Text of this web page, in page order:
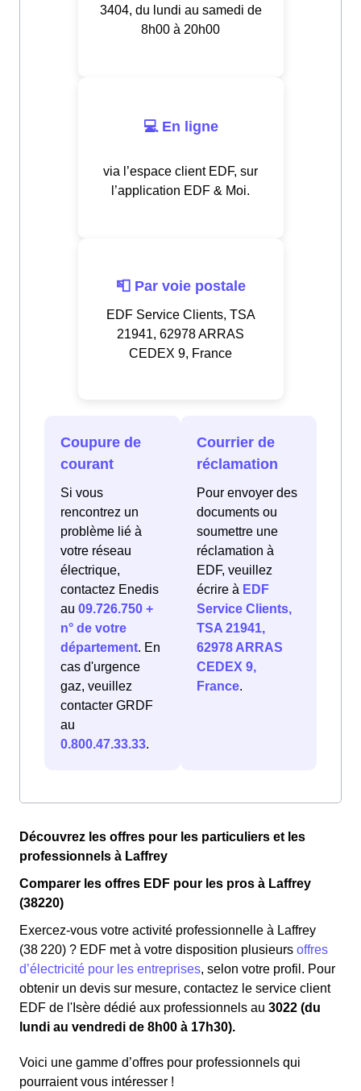
3404, du lundi au samedi de
8h00 à 20h00
💻 En ligne
via l’espace client EDF, sur
l’application EDF & Moi.
📮 Par voie postale
EDF Service Clients, TSA
21941, 62978 ARRAS
CEDEX 9, France
Coupure de
courant
Si vous
rencontrez un
problème lié à
votre réseau
électrique,
contactez Enedis
au 09.726.750 +
n° de votre
département. En
cas d'urgence
gaz, veuillez
contacter GRDF
au
0.800.47.33.33.
Courrier de
réclamation
Pour envoyer des
documents ou
soumettre une
réclamation à
EDF, veuillez
écrire à EDF
Service Clients,
TSA 21941,
62978 ARRAS
CEDEX 9,
France.
Découvrez les offres pour les particuliers et les
professionnels à Laffrey
Comparer les offres EDF pour les pros à Laffrey
(38220)
Exercez-vous votre activité professionnelle à Laffrey
(38 220) ? EDF met à votre disposition plusieurs offres
d’électricité pour les entreprises, selon votre profil. Pour
obtenir un devis sur mesure, contactez le service client
EDF de l'Isère dédié aux professionnels au 3022 (du
lundi au vendredi de 8h00 à 17h30).
Voici une gamme d’offres pour professionnels qui
pourraient vous intéresser !